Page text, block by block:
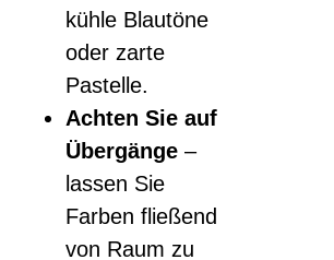
kühle Blautöne
oder zarte
Pastelle.
Achten Sie auf
Übergänge –
lassen Sie
Farben fließend
von Raum zu